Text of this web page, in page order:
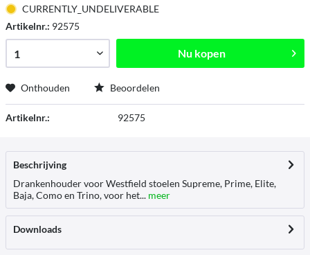
CURRENTLY_UNDELIVERABLE
Artikelnr.: 92575
Nu kopen
Onthouden Beoordelen
Artikelnr.: 92575
Beschrijving
Drankenhouder voor Westfield stoelen Supreme, Prime, Elite,
Baja, Como en Trino, voor het... meer
Downloads